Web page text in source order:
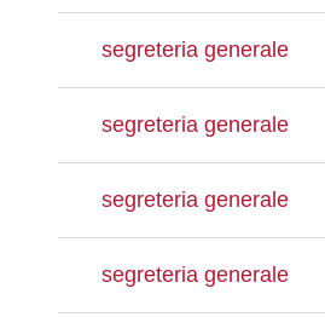
segreteria generale
segreteria generale
segreteria generale
segreteria generale